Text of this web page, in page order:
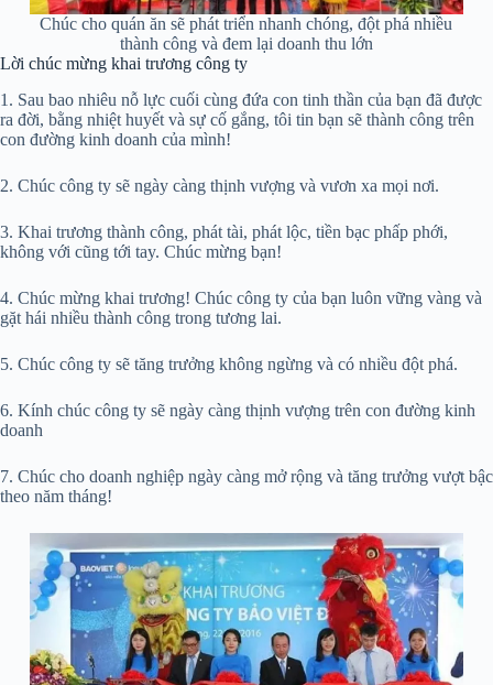
Chúc cho quán ăn sẽ phát triển nhanh chóng, đột phá nhiều
thành công và đem lại doanh thu lớn
Lời chúc mừng khai trương công ty
1. Sau bao nhiêu nỗ lực cuối cùng đứa con tinh thần của bạn đã được
ra đời, bằng nhiệt huyết và sự cố gắng, tôi tin bạn sẽ thành công trên
con đường kinh doanh của mình!
2. Chúc công ty sẽ ngày càng thịnh vượng và vươn xa mọi nơi.
3. Khai trương thành công, phát tài, phát lộc, tiền bạc phấp phới,
không với cũng tới tay. Chúc mừng bạn!
4. Chúc mừng khai trương! Chúc công ty của bạn luôn vững vàng và
gặt hái nhiều thành công trong tương lai.
5. Chúc công ty sẽ tăng trưởng không ngừng và có nhiều đột phá.
6. Kính chúc công ty sẽ ngày càng thịnh vượng trên con đường kinh
doanh
7. Chúc cho doanh nghiệp ngày càng mở rộng và tăng trưởng vượt bậc
theo năm tháng!